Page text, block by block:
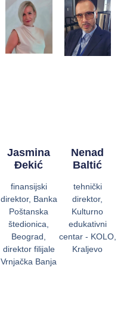
Jasmina
Đekić
finansijski
direktor, Banka
Poštanska
štedionica,
Beograd,
direktor filijale
Vrnjačka Banja
Nenad
Baltić
tehnički
direktor,
Kulturno
edukativni
centar - KOLO,
Kraljevo